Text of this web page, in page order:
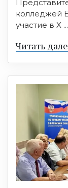
колледжей
участие в X ...
Читать